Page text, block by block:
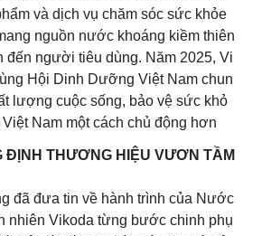
và dịch vụ chăm sóc sức khỏe
nguồn nước khoáng kiềm thiên
đến người tiêu dùng. Năm 2025, Vi
Hội Dinh Dưỡng Việt Nam chun
lượng cuộc sống, bảo vệ sức khỏ
Nam một cách chủ động hơn
THƯƠNG HIỆU VƯƠN TẦM
đã đưa tin về hành trình của Nước
nhiên Vikoda từng bước chinh phụ